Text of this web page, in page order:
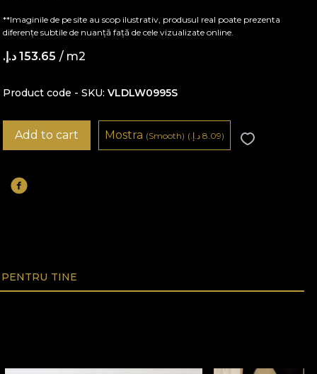
**Imaginile de pe site au scop ilustrativ, produsul real poate prezenta
diferențe subtile de nuanță față de cele vizualizate online.
153.65 د.إ.‏ / m2
Product code - SKU VLDLW0995S
Add to cart Mostra (Smooth) ( 8.09 د.إ.‏)
TINE